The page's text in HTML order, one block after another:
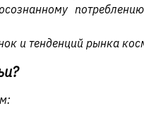
и тенденций рынка